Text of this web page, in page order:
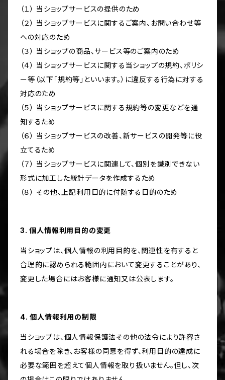
（１） 当ショップサービスの提供のため
（２） 当ショップサービスに関するご案内、お問い合わせ等
への対応のため
（３） 当ショップの商品、サービス等のご案内のため
（４） 当ショップサービスに関する当ショップの規約、ポリシ
ー等（以下「規約等」といいます。）に違反する行為に対する
対応のため
（５） 当ショップサービスに関する規約等の変更などを通
知するため
（６） 当ショップサービスの改善、新サービスの開発等に役
立てるため
（７） 当ショップサービスに関連して、個別を識別できない
形式に加工した統計データを作成するため
（８） その他、上記利用目的に付随する目的のため
3. 個人情報利用目的の変更
当ショップは、個人情報の利用目的を、関連性を有すると
合理的に認められる範囲内において変更することがあり、
変更した場合にはお客様に通知又は公表します。
4. 個人情報利用の制限
当ショップは、個人情報保護法その他の法令により許容さ
れる場合を除き、お客様の同意を得ず、利用目的の達成に
必要な範囲を超えて個人情報を取り扱いません。但し、次